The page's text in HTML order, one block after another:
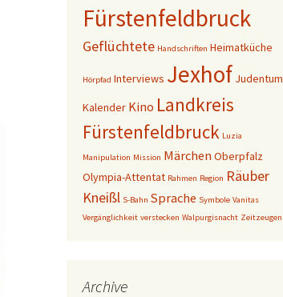
Fürstenfeldbruck
Geflüchtete Handschriften Heimatküche
Hörpfad Interviews Jexhof Judentum
Kalender Kino Landkreis
Fürstenfeldbruck Luzia
Manipulation Mission Märchen Oberpfalz
Olympia-Attentat Rahmen Region Räuber
Kneißl S-Bahn Sprache Symbole Vanitas
Vergänglichkeit verstecken Walpurgisnacht Zeitzeugen
Archive